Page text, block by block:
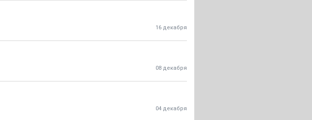
16 декабря
08 декабря
04 декабря